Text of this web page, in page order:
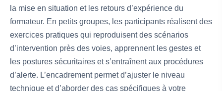
la mise en situation et les retours d’expérience du
formateur. En petits groupes, les participants réalisent des
exercices pratiques qui reproduisent des scénarios
d’intervention près des voies, apprennent les gestes et
les postures sécuritaires et s’entraînent aux procédures
d’alerte. L’encadrement permet d’ajuster le niveau
technique et d’aborder des cas spécifiques à votre